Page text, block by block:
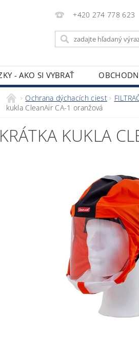
+420 274 778 623
- AKO SI VYBRAŤ
Ochrana dýchacích ciest
kukla CleanAir CA-1 oranžová
KRÁTKA KUKLA